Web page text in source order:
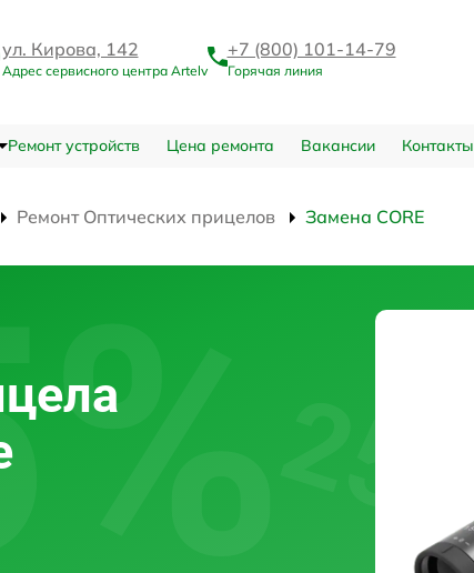
ул. Кирова, 142
Адрес сервисного центра Artelv
+7 (800) 101-14-79
Горячая линия
Ремонт устройств Цена ремонта Вакансии Контакты
Ремонт Оптических прицелов Замена CORE